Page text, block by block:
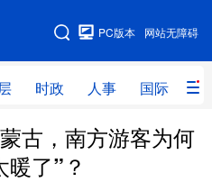
网站无障碍
PC版本
时政 人事 国际 财
地图
时政 人事
古，南方游客为何
暖了”？